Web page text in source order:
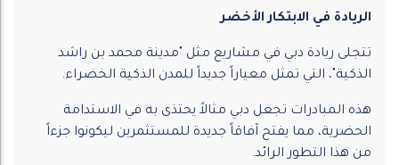
الريادة في الابتكار الأخضر
تتجلى ريادة دبي في مشاريع مثل "مدينة محمد بن راشد
الذكية"، التي تمثل معياراً جديداً للمدن الذكية الخضراء.
هذه المبادرات تجعل دبي مثالاً يحتذى به في الاستدامة
الحضرية، مما يفتح آفاقاً جديدة للمستثمرين ليكونوا جزءاً
من هذا التطور الرائد.